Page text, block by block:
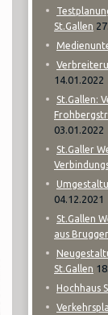
St.Gallen
14.01.2022
St.Gallen:
03.01.2022
St.Galler
04.12.2021
St.Gallen
aus
St.Gallen
Hochhaus